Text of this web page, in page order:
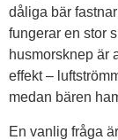
dåliga bär
fungerar en stor
husmorsknep är
effekt –
medan bären
En vanlig fråga